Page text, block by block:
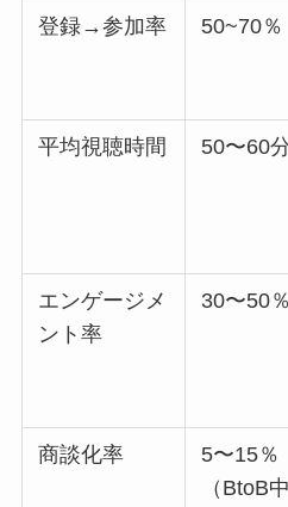
登録→参加率 50~70％
平均視聴時間 50〜60
エンゲージメ
ント率
30〜50％
商談化率
5〜15％
（BtoB中